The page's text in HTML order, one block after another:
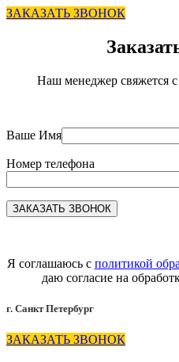
ЗАКАЗАТЬ ЗВОНОК
Наш менеджер свяжется
Ваше Имя
Номер телефона
Я соглашаюсь с политикой
даю согласие на
г. Санкт Петербург
ЗАКАЗАТЬ ЗВОНОК